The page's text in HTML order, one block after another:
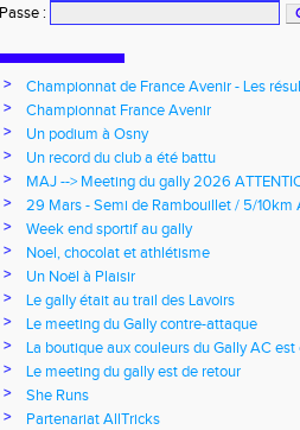
:
>
Championnat de France Avenir - Les
>
Championnat France Avenir
>
Un podium à Osny
>
Un record du club a été battu
>
MAJ --> Meeting du gally 2026
>
29 Mars - Semi de Rambouillet / 5/10km
>
Week end sportif au gally
>
Noel, chocolat et athlétisme
>
Un Noël à Plaisir
>
Le gally était au trail des Lavoirs
>
Le meeting du Gally contre-attaque
>
La boutique aux couleurs du Gally AC est
>
Le meeting du gally est de retour
>
She Runs
>
Partenariat AllTricks